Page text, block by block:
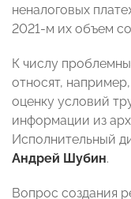
неналоговых
2021-м их объем
К числу
относят,
оценку условий
информации из
Исполнительный
Андрей Шубин.
Вопрос создания